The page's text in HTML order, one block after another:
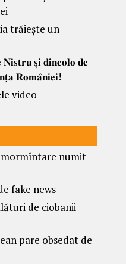
trăiește un
𝐬̦𝐢 𝐝𝐢𝐧𝐜𝐨𝐥𝐨 𝐝𝐞
𝐑𝐨𝐦𝐚̂𝐧𝐢𝐞𝐢!
video
numit
fake news
de ciobanii
pare obsedat de